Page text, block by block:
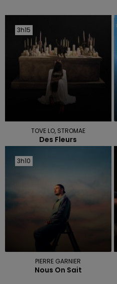
3h15
3h15
TOVE LO, STROMAE
Des Fleurs
3h10
3h10
PIERRE GARNIER
Nous On Sait